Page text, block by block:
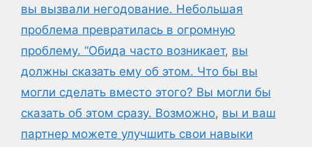
вы вызвали негодование. Небольшая
проблема превратилась в огромную
проблему. “Обида часто возникает, вы
должны сказать ему об этом. Что бы вы
могли сделать вместо этого? Вы могли бы
сказать об этом сразу. Возможно, вы и ваш
партнер можете улучшить свои навыки